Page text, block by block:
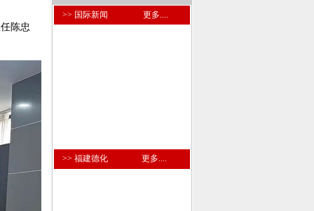
陈忠
>> 国际新闻 更多....
>> 福建德化 更多....